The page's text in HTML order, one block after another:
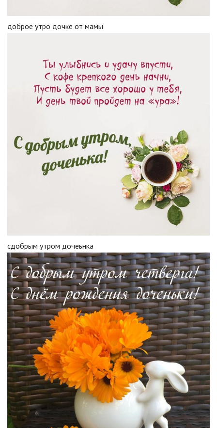
доброе утро дочке от мамы
сдобрым утром дочеьнка